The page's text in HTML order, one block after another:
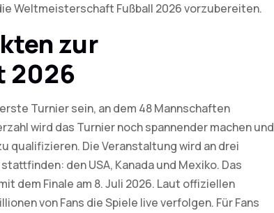
Weltmeisterschaft Fußball 2026 vorzubereiten.
zur
2026
Turnier sein, an dem 48 Mannschaften
wird das Turnier noch spannender machen und
qualifizieren. Die Veranstaltung wird an drei
den USA, Kanada und Mexiko. Das
dem Finale am 8. Juli 2026. Laut offiziellen
von Fans die Spiele live verfolgen. Für Fans